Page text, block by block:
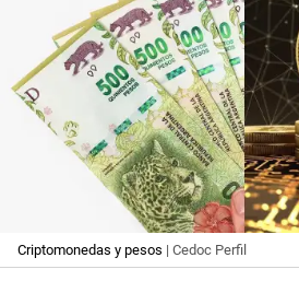
Criptomonedas y pesos | Cedoc Perfil